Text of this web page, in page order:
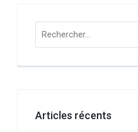
Rechercher :
Articles récents